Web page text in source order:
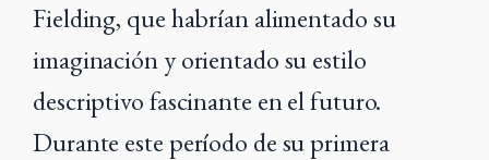
Fielding, que habrían alimentado su
imaginación y orientado su estilo
descriptivo fascinante en el futuro.
Durante este período de su primera